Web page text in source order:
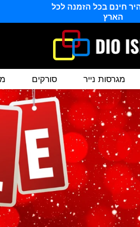
חינם בכל הזמנה לכל
הארץ
מגרסות נייר סורקים